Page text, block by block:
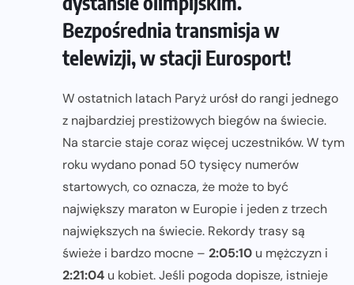
Bezpośrednia transmisja w
telewizji, w stacji Eurosport!
W ostatnich latach Paryż urósł do rangi jednego
z najbardziej prestiżowych biegów na świecie.
Na starcie staje coraz więcej uczestników. W tym
roku wydano ponad 50 tysięcy numerów
startowych, co oznacza, że może to być
największy maraton w Europie i jeden z trzech
największych na świecie. Rekordy trasy są
świeże i bardzo mocne – 2:05:10 u mężczyzn i
2:21:04 u kobiet. Jeśli pogoda dopisze, istnieje